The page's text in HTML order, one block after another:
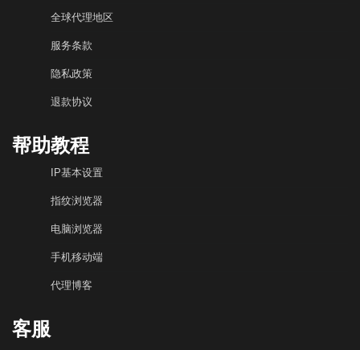
全球代理地区
服务条款
隐私政策
退款协议
帮助教程
IP基本设置
指纹浏览器
电脑浏览器
手机移动端
代理博客
客服